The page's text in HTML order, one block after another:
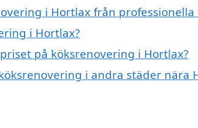
i Hortlax från professionella
i Hortlax?
på köksrenovering i Hortlax?
i andra städer nära